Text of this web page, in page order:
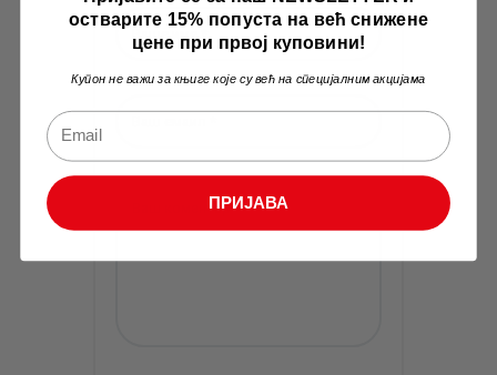
остварите 15% попуста на већ снижене
цене при првој куповини!
Купон не важи за књиге које су већ на специјалним акцијама
ПРИЈАВА